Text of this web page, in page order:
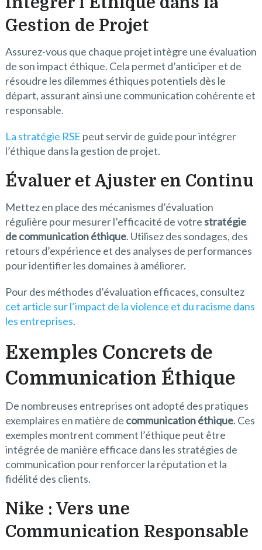
Gestion de Projet
Assurez-vous que chaque projet intègre une évaluation
de son impact éthique. Cela permet d’anticiper et de
résoudre les dilemmes éthiques potentiels dès le
départ, assurant ainsi une communication cohérente et
responsable.
La stratégie RSE peut servir de guide pour intégrer
l’éthique dans la gestion de projet.
Évaluer et Ajuster en Continu
Mettez en place des mécanismes d’évaluation
régulière pour mesurer l’efficacité de votrestratégie
de communication éthique. Utilisez des sondages, des
retours d’expérience et des analyses de performances
pour identifier les domaines à améliorer.
Pour des méthodes d’évaluation efficaces, consultez
cet article sur l’impact de la violence et du racisme dans
les entreprises.
Exemples Concrets de
Communication Éthique
De nombreuses entreprises ont adopté des pratiques
exemplaires en matière de communication éthique. Ces
exemples montrent comment l’éthique peut être
intégrée de manière efficace dans les stratégies de
communication pour renforcer la réputation et la
fidélité des clients.
Nike : Vers une
Communication Responsable